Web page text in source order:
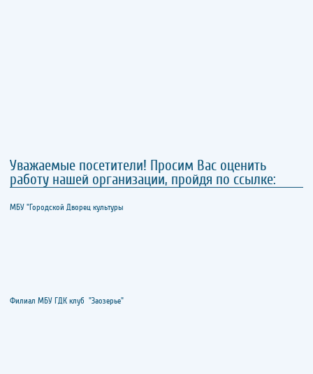
Уважаемые посетители! Просим Вас оценить
работу нашей организации, пройдя по ссылке:
МБУ "Городской Дворец культуры
Филиал МБУ ГДК клуб "Заозерье"